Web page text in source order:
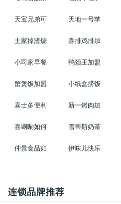
天宝兄弟可 天地一号苹
土家掉渣烧 喜排鸡排加
小司家早餐 鸭颈王加盟
蟹煲饭加盟 小纸盒捞饭
喜士多便利 新一烤肉加
喜唰唰如何 雪蒂斯奶茶
仲景食品如 伊味儿快乐
连锁品牌推荐